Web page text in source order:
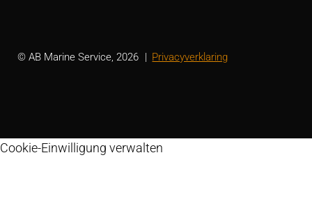
© AB Marine Service, 2026 Privacyverklaring
Cookie-Einwilligung verwalten